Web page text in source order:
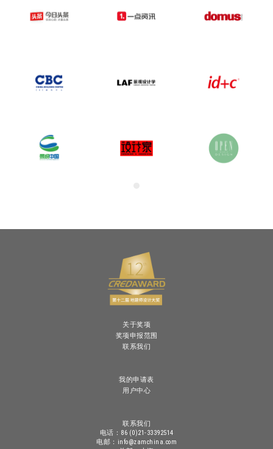
关于奖项
奖项申报范围
联系我们
我的申请表
用户中心
联系我们
电话：86 (0)21-33392514
电邮：info@zamchina.com